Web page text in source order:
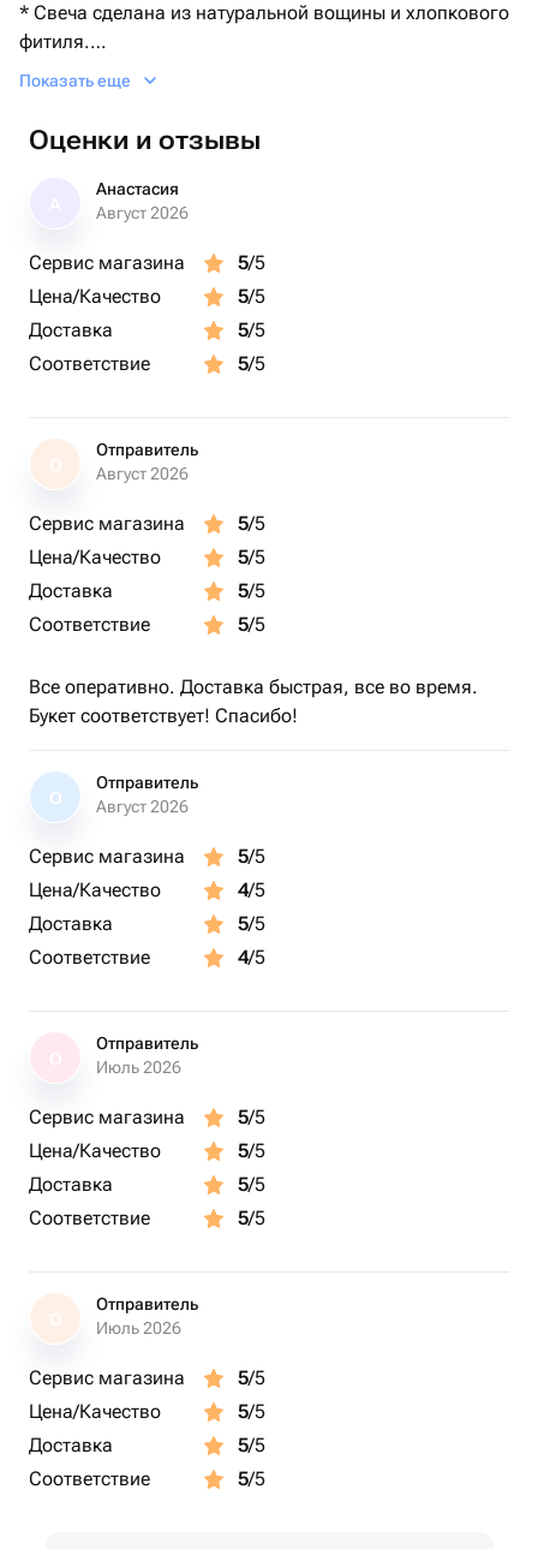
* Свеча сделана из натуральной вощины и хлопкового
фитиля.
изготовлении свечей сохраняет свои полезные
свойства. Она очищает воздух, освобождая его от
пыли, аллергенов и бактерий. Приятный аромат и
теплый свет свечи помогают снять стресс и улучшить
Свеча упакована в подарочную крафт-коробку с
лентой.
воспламеняющихся предметов. Жгите свечу на
жаропрочной поверхности, учитывая стекание горячего
Никогда не трогайте и не передвигайте свечу, если воск
расплавлен во избежание ожогов. Никогда не сливайте
горячий воск в раковину во избежание засора. Хранить
при температуре от 10-30°C, вдали от детей и
Показать еще
Оценки и отзывы
Анастасия
Август 2026
Сервис магазина 5/5
Цена/Качество
5/5
Доставка
5/5
Соответствие
5/5
О
Отправитель
Август 2026
Сервис магазина 5/5
Цена/Качество
5/5
Доставка
5/5
Соответствие
5/5
Все оперативно. Доставка быстрая, все во время.
Букет соответствует! Спасибо!
О
Отправитель
Август 2026
Сервис магазина 5/5
Цена/Качество
4/5
Доставка
5/5
Соответствие
4/5
Отправитель
Июль 2026
Сервис магазина 5/5
Цена/Качество
5/5
Доставка
5/5
Соответствие
5/5
О
Отправитель
Июль 2026
Сервис магазина 5/5
Цена/Качество
5/5
Доставка
5/5
Соответствие
5/5